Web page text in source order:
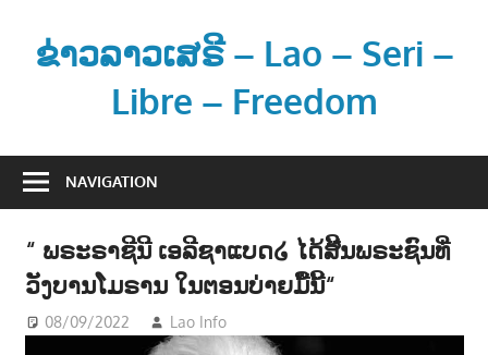
contentຂ່າວລາວເສຣີ – Lao – Seri –
Libre – Freedom
າ
ະ
ຂໍ້
ມູ
NAVIGATION
“ ພຣະຣາຊີນີ ເອລີຊາແບດ໒ ໄດ້ສີ້ນພຣະຊົນທີ່
ວັງບານໂມຣານ ໃນຕອນບ່າຍມື້ນີ້“
08/09/2022 Lao Info